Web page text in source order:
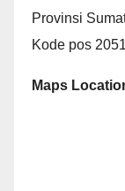
Provinsi
Kode pos
Maps